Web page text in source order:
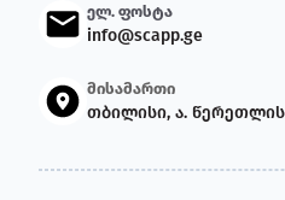
ელ. ფოსტა
info@scapp.ge
მისამართი
თბილისი, ა. წერეთლის